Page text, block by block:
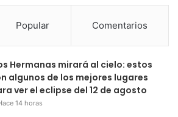
Popular Comentarios
Hermanas mirará al cielo: estos
algunos de los mejores lugares
ver el eclipse del 12 de agosto
14 horas